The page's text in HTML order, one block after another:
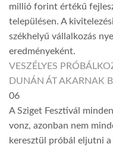
millió forint értékű
településen. A
székhelyű vállalkozás
eredményeként.
VESZÉLYES
DUNÁN ÁT AKARNAK
06
A Sziget Fesztivál
vonz, azonban nem
keresztül próbál eljutni